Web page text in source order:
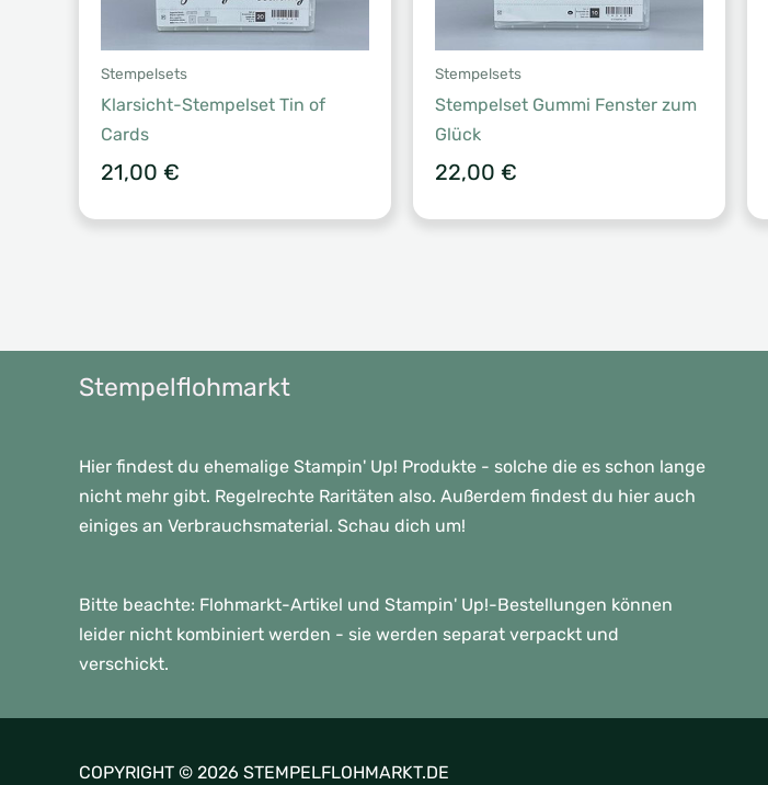
Stempelsets
Klarsicht-Stempelset Tin of
Cards
21,00 €
Stempelsets
Stempelset Gummi Fenster zum
Glück
22,00 €
Stempelflohmarkt
Hier findest du ehemalige Stampin' Up! Produkte - solche die es schon lange
nicht mehr gibt. Regelrechte Raritäten also. Außerdem findest du hier auch
einiges an Verbrauchsmaterial. Schau dich um!
Bitte beachte: Flohmarkt-Artikel und Stampin' Up!-Bestellungen können
leider nicht kombiniert werden - sie werden separat verpackt und
verschickt.
COPYRIGHT © 2026 STEMPELFLOHMARKT.DE